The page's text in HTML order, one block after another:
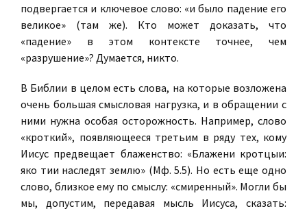
подвергается и ключевое слово: «и было падение его
великое» (там же). Кто может доказать, что
«падение» в этом контексте точнее, чем
«разрушение»? Думается, никто.
В Библии в целом есть слова, на которые возложена
очень большая смысловая нагрузка, и в обращении с
ними нужна особая осторожность. Например, слово
«кроткий», появляющееся третьим в ряду тех, кому
Иисус предвещает блаженство: «Блажени кротцыи:
яко тии наследят землю» (Мф. 5.5). Но есть еще одно
слово, близкое ему по смыслу: «смиренный». Могли бы
мы, допустим, передавая мысль Иисуса, сказать: